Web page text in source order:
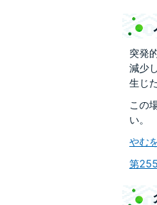
突発
減少
生じ
この
い。
やむ
第